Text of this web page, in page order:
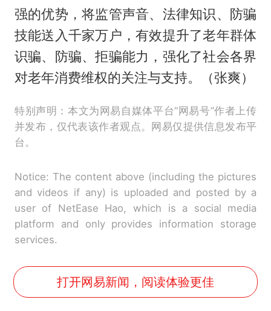
强的优势，将监管声音、法律知识、防骗
技能送入千家万户，有效提升了老年群体
识骗、防骗、拒骗能力，强化了社会各界
对老年消费维权的关注与支持。（张爽）
特别声明：本文为网易自媒体平台“网易号”作者上传
并发布，仅代表该作者观点。网易仅提供信息发布平
台。
Notice: The content above (including the pictures
and videos if any) is uploaded and posted by a
user of NetEase Hao, which is a social media
platform and only provides information storage
services.
打开网易新闻，阅读体验更佳